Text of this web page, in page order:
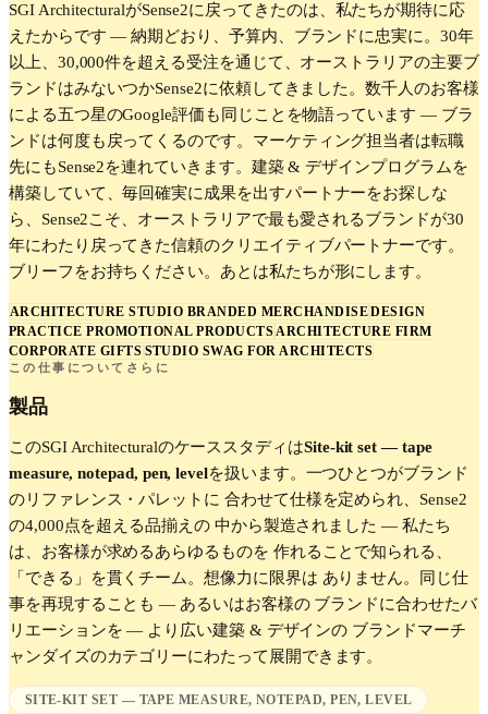
SGI ArchitecturalがSense2に戻ってきたのは、私たちが期待に応
えたからです — 納期どおり、予算内、ブランドに忠実に。30年
以上、30,000件を超える受注を通じて、オーストラリアの主要ブ
ランドはみないつかSense2に依頼してきました。数千人のお客様
による五つ星のGoogle評価も同じことを物語っています — ブラ
ンドは何度も戻ってくるのです。マーケティング担当者は転職
先にもSense2を連れていきます。建築 & デザインプログラムを
構築していて、毎回確実に成果を出すパートナーをお探しな
ら、Sense2こそ、オーストラリアで最も愛されるブランドが30
年にわたり戻ってきた信頼のクリエイティブパートナーです。
ブリーフをお持ちください。あとは私たちが形にします。
ARCHITECTURE STUDIO BRANDED MERCHANDISEDESIGN
PRACTICE PROMOTIONAL PRODUCTS ARCHITECTURE FIRM
CORPORATE GIFTS STUDIO SWAG FOR ARCHITECTS
この仕事についてさらに
製品
このSGI ArchitecturalのケーススタディはSite-kit set — tape
measure, notepad, pen, levelを扱います。一つひとつがブランド
のリファレンス・パレットに 合わせて仕様を定められ、Sense2
の4,000点を超える品揃えの 中から製造されました — 私たち
は、お客様が求めるあらゆるものを 作れることで知られる、
「できる」を貫くチーム。想像力に限界は ありません。同じ仕
事を再現することも — あるいはお客様の ブランドに合わせたバ
リエーションを — より広い建築 & デザインの ブランドマーチ
ャンダイズのカテゴリーにわたって展開できます。
SITE-KIT SET — TAPE MEASURE, NOTEPAD, PEN, LEVEL